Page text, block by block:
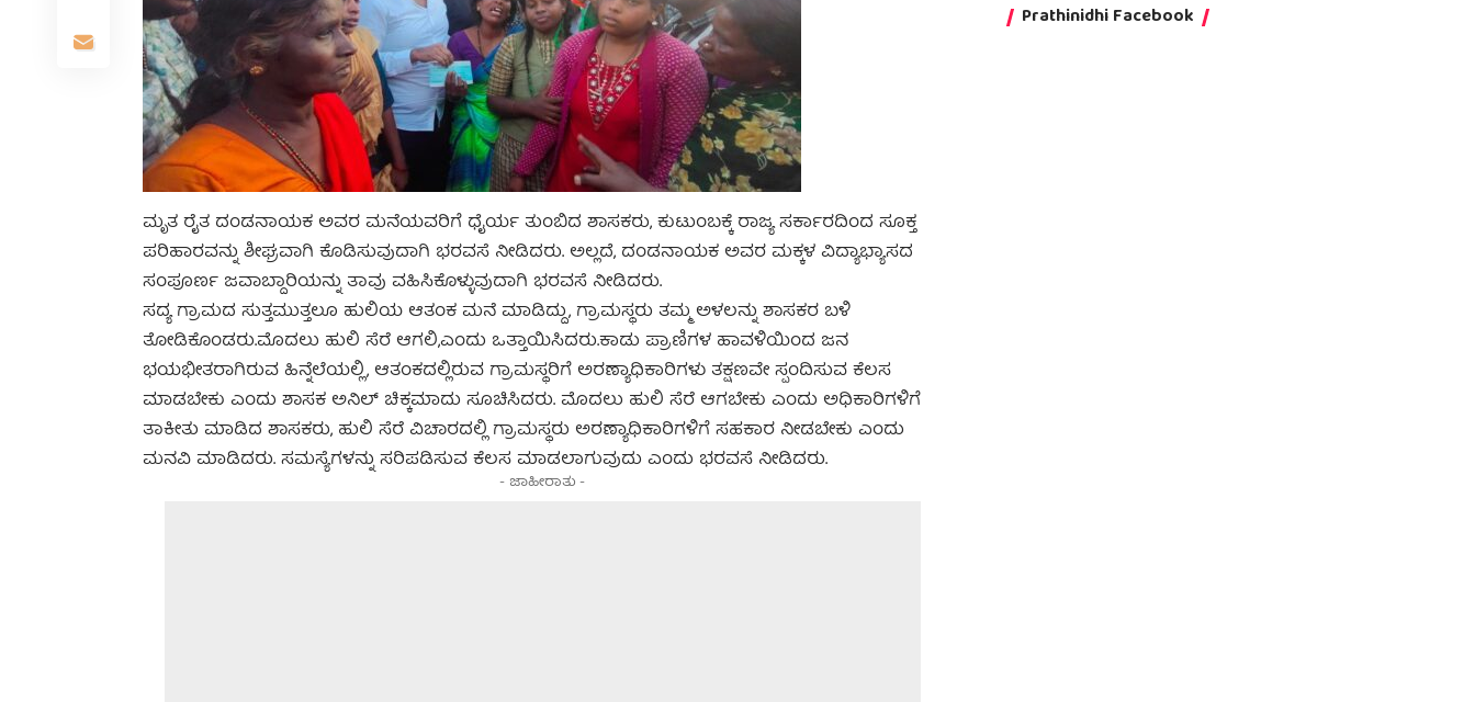
ಮೃತ ರೈತ ದಂಡನಾಯಕ ಅವರ ಮನೆಯವರಿಗೆ ಧೈರ್ಯ ತುಂಬಿದ ಶಾಸಕರು, ಕುಟುಂಬಕ್ಕೆ ರಾಜ್ಯ ಸರ್ಕಾರದಿಂದ ಸೂಕ್ತ
ಪರಿಹಾರವನ್ನು ಶೀಘ್ರವಾಗಿ ಕೊಡಿಸುವುದಾಗಿ ಭರವಸೆ ನೀಡಿದರು. ಅಲ್ಲದೆ, ದಂಡನಾಯಕ ಅವರ ಮಕ್ಕಳ ವಿದ್ಯಾಭ್ಯಾಸದ
ಸಂಪೂರ್ಣ ಜವಾಬ್ದಾರಿಯನ್ನು ತಾವು ವಹಿಸಿಕೊಳ್ಳುವುದಾಗಿ ಭರವಸೆ ನೀಡಿದರು.
ಸದ್ಯ ಗ್ರಾಮದ ಸುತ್ತಮುತ್ತಲೂ ಹುಲಿಯ ಆತಂಕ ಮನೆ ಮಾಡಿದ್ದು, ಗ್ರಾಮಸ್ಥರು ತಮ್ಮ ಅಳಲನ್ನು ಶಾಸಕರ ಬಳಿ
ತೋಡಿಕೊಂಡರು.ಮೊದಲು ಹುಲಿ ಸೆರೆ ಆಗಲಿ,ಎಂದು ಒತ್ತಾಯಿಸಿದರು.ಕಾಡು ಪ್ರಾಣಿಗಳ ಹಾವಳಿಯಿಂದ ಜನ
ಭಯಭೀತರಾಗಿರುವ ಹಿನ್ನೆಲೆಯಲ್ಲಿ, ಆತಂಕದಲ್ಲಿರುವ ಗ್ರಾಮಸ್ಥರಿಗೆ ಅರಣ್ಯಾಧಿಕಾರಿಗಳು ತಕ್ಷಣವೇ ಸ್ಪಂದಿಸುವ ಕೆಲಸ
ಮಾಡಬೇಕು ಎಂದು ಶಾಸಕ ಅನಿಲ್ ಚಿಕ್ಕಮಾದು ಸೂಚಿಸಿದರು. ಮೊದಲು ಹುಲಿ ಸೆರೆ ಆಗಬೇಕು ಎಂದು ಅಧಿಕಾರಿಗಳಿಗೆ
ತಾಕೀತು ಮಾಡಿದ ಶಾಸಕರು, ಹುಲಿ ಸೆರೆ ವಿಚಾರದಲ್ಲಿ ಗ್ರಾಮಸ್ಥರು ಅರಣ್ಯಾಧಿಕಾರಿಗಳಿಗೆ ಸಹಕಾರ ನೀಡಬೇಕು ಎಂದು
ಮನವಿ ಮಾಡಿದರು. ಸಮಸ್ಯೆಗಳನ್ನು ಸರಿಪಡಿಸುವ ಕೆಲಸ ಮಾಡಲಾಗುವುದು ಎಂದು ಭರವಸೆ ನೀಡಿದರು.
- ಜಾಹೀರಾತು -
Prathinidhi Facebook